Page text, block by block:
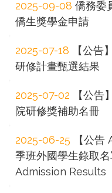
2025-09-08 僑務委
僑生獎學金申請
2025-07-18 【公告
研修計畫甄選結果
2025-07-02 【公告
院研修獎補助名冊
2025-06-25 【公告
季班外國學生錄取
Admission Results